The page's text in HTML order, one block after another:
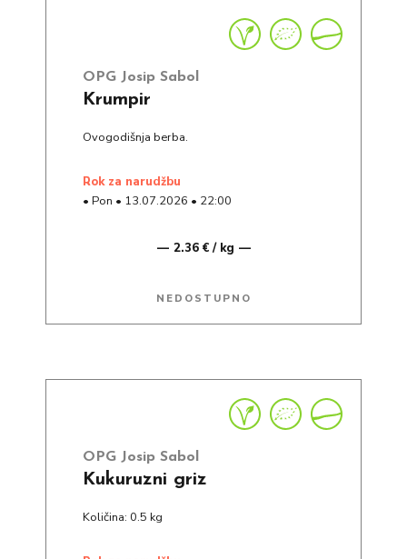
OPG Josip Sabol
Krumpir
Ovogodišnja berba.
rok za narudžbu
• Pon • 13.07.2026 • 22:00
2.36 € / kg
NEDOSTUPNO
OPG Josip Sabol
Kukuruzni griz
Količina: 0.5 kg